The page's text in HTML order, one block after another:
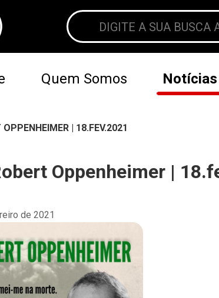
Quem Somos Notícias
OPPENHEIMER | 18.FEV.2021
Oppenheimer |
de 2021